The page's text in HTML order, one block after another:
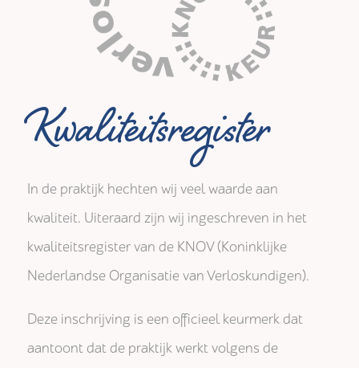
Kwaliteitsregister
In de praktijk hechten wij veel waarde aan
kwaliteit. Uiteraard zijn wij ingeschreven in het
kwaliteitsregister van de KNOV (Koninklijke
Nederlandse Organisatie van Verloskundigen).
Deze inschrijving is een officieel keurmerk dat
aantoont dat de praktijk werkt volgens de